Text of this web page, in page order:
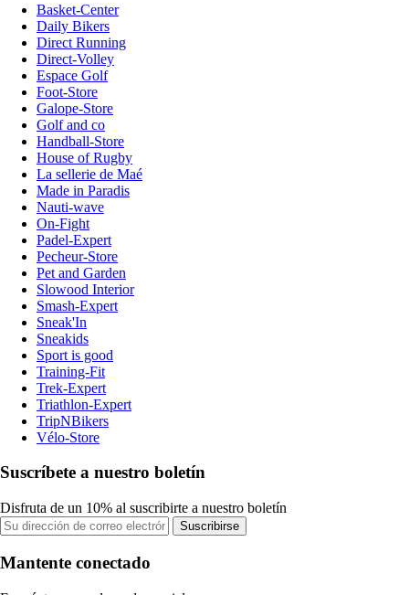
Basket-Center
Daily Bikers
Direct Running
Direct-Volley
Espace Golf
Foot-Store
Galope-Store
Golf and co
Handball-Store
House of Rugby
La sellerie de Maé
Made in Paradis
Nauti-wave
On-Fight
Padel-Expert
Pecheur-Store
Pet and Garden
Slowood Interior
Smash-Expert
Sneak'In
Sneakids
Sport is good
Training-Fit
Trek-Expert
Triathlon-Expert
TripNBikers
Vélo-Store
Suscríbete a nuestro boletín
Disfruta de un 10% al suscribirte a nuestro boletín
Suscribirse
Mantente conectado